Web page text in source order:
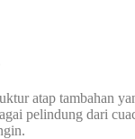
atap tambahan
pelindung dari